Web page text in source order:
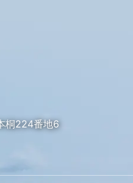
桐224番地6